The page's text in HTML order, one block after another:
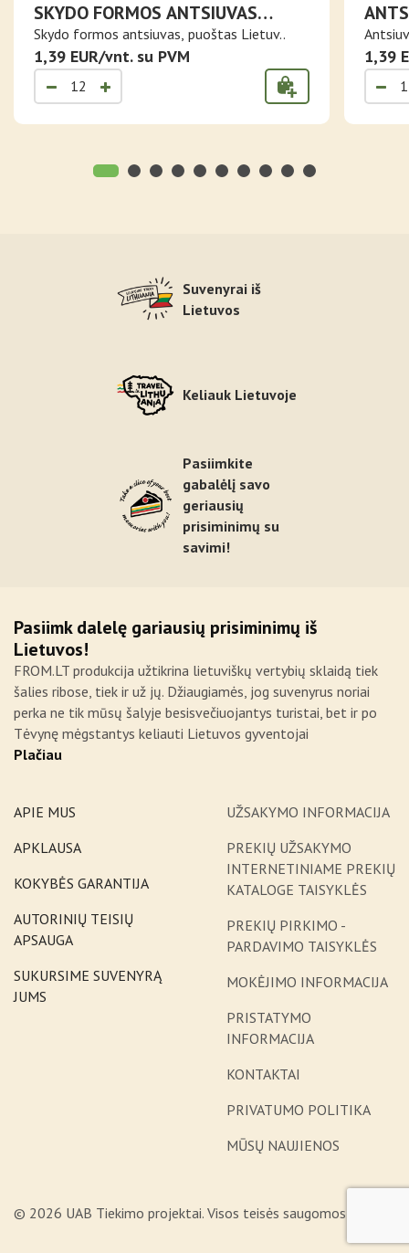
SKYDO FORMOS ANTSIUVAS
LIETUVA
Skydo formos antsiuvas, puoštas Lietuv..
1,39 EUR/vnt. su PVM 1,39
Suvenyrai iš
Lietuvos
Keliauk Lietuvoje
Pasiimkite
gabalėlį savo
geriausių
prisiminimų su
savimi!
Pasiimk dalelę gariausių prisiminimų iš
Lietuvos!
FROM.LT produkcija užtikrina lietuviškų vertybių sklaidą tiek
šalies ribose, tiek ir už jų. Džiaugiamės, jog suvenyrus noriai
perka ne tik mūsų šalyje besisvečiuojantys turistai, bet ir po
Tėvynę mėgstantys keliauti Lietuvos gyventojai
Plačiau
APIE MUS
APKLAUSA
KOKYBĖS GARANTIJA
AUTORINIŲ TEISIŲ
APSAUGA
SUKURSIME SUVENYRĄ
JUMS
UŽSAKYMO INFORMACIJA
PREKIŲ UŽSAKYMO
INTERNETINIAME PREKIŲ
KATALOGE TAISYKLĖS
PREKIŲ PIRKIMO -
PARDAVIMO TAISYKLĖS
MOKĖJIMO INFORMACIJA
PRISTATYMO
INFORMACIJA
KONTAKTAI
PRIVATUMO POLITIKA
MŪSŲ NAUJIENOS
© 2026 UAB Tiekimo projektai. Visos teisės saugomos